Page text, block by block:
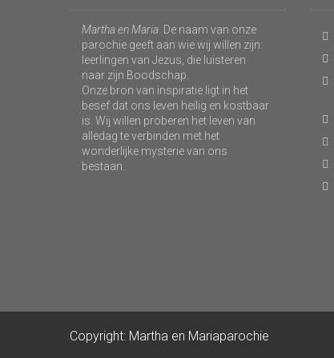
Martha en Maria . De naam van onze
parochie geeft aan wie wij willen zijn:
leerlingen van Jezus, die luisteren
naar zijn Boodschap.
Onze bron van inspiratie ligt in het
besef dat ons leven heilig en kostbaar
is. Wij willen proberen het leven van
alledag te verbinden met het
wonderlijke mysterie van ons
bestaan.
Copyright: Martha en Mariaparochie